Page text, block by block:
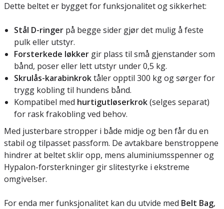
Dette beltet er bygget for funksjonalitet og sikkerhet:
Stål D-ringer på begge sider gjør det mulig å feste
pulk eller utstyr.
Forsterkede løkker gir plass til små gjenstander som
bånd, poser eller lett utstyr under 0,5 kg.
Skrulås-karabinkroktåler opptil 300 kg og sørger for
trygg kobling til hundens bånd.
Kompatibel med hurtigutløserkrok(selges separat)
for rask frakobling ved behov.
Med justerbare stropper i både midje og ben får du en
stabil og tilpasset passform. De avtakbare benstroppene
hindrer at beltet sklir opp, mens aluminiumsspenner og
Hypalon-forsterkninger gir slitestyrke i ekstreme
omgivelser.
For enda mer funksjonalitet kan du utvide med Belt Bag,